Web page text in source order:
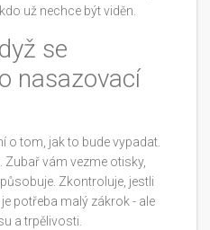
už nechce být viděn.
se
nasazovací
o tom, jak to bude vypadat.
Zubař vám vezme otisky,
Zkontroluje, jestli
potřeba malý zákrok - ale
a trpělivosti.